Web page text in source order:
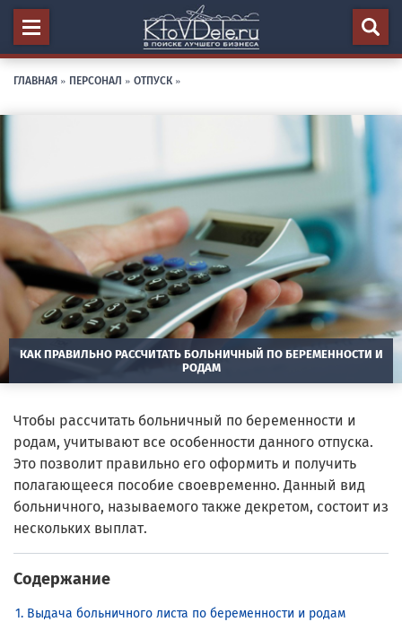
ГЛАВНАЯ » ПЕРСОНАЛ » ОТПУСК »
КАК ПРАВИЛЬНО РАССЧИТАТЬ БОЛЬНИЧНЫЙ ПО БЕРЕМЕННОСТИ И
РОДАМ
Чтобы рассчитать больничный по беременности и
родам, учитывают все особенности данного отпуска.
Это позволит правильно его оформить и получить
полагающееся пособие своевременно. Данный вид
больничного, называемого также декретом, состоит из
нескольких выплат.
Содержание
Выдача больничного листа по беременности и родам